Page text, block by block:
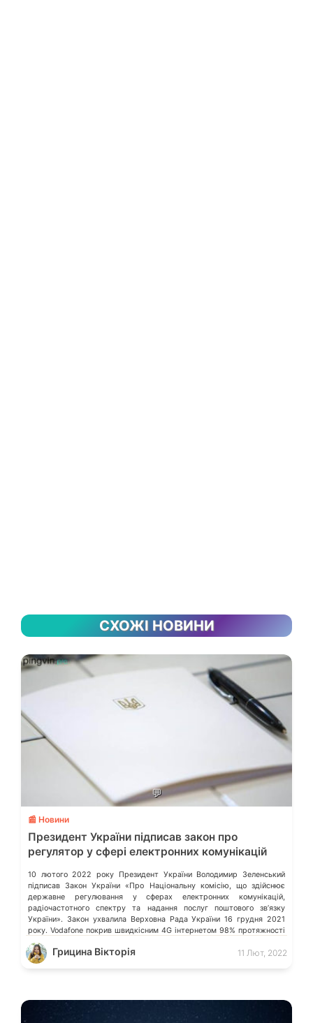
СХОЖІ НОВИНИ
💬
📰 Новини
Президент України підписав закон про
регулятор у сфері електронних комунікацій
10 лютого 2022 року Президент України Володимир Зеленський
підписав Закон України «Про Національну комісію, що здійснює
державне регулювання у сферах електронних комунікацій,
радіочастотного спектру та надання послуг поштового зв’язку
України». Закон ухвалила Верховна Рада України 16 грудня 2021
року. Vodafone покрив швидкісним 4G інтернетом 98% протяжності
основних міжнародних трас Доступність інтернету в африканських
країнах: інфографіка […]
Грицина Вікторія 11 Лют, 2022